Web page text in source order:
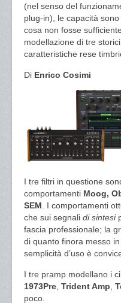
(nel senso del
plug-in), le capacità
cosa non fosse
modellazione di tre storici
caratteristiche rese
Di Enrico Cosimi
I tre filtri in questione
comportamenti Moog,
SEM . I comportamenti
che sui segnali di sintesi
fascia professionale; la
di quanto finora messo
semplicità d’uso è
I tre pramp modellano i
1973Pre Trident Amp
poco.